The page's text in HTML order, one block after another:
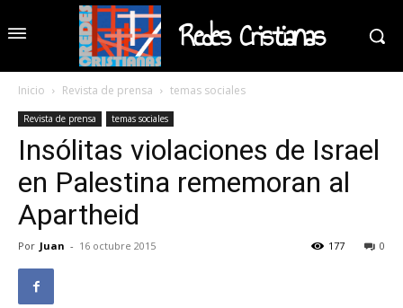
Redes Cristianas
Inicio Revista de prensa temas sociales
Revista de prensa temas sociales
Insólitas violaciones de Israel
en Palestina rememoran al
Apartheid
Por Juan - 16 octubre 2015 0
177